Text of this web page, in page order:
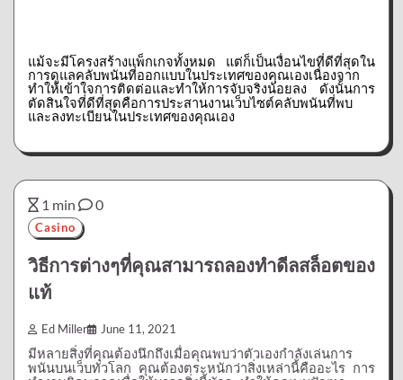
แม้จะมีโครงสร้างแพ็กเกจทั้งหมด
แต่ก็เป็นเงื่อนไขที่ดีที่สุดใน
การดูแลคลับพนันที่ออกแบบในประเทศของคุณเองเนื่องจาก
ทำให้เข้าใจการติดต่อและทำให้การจับจริงน้อยลง
ดังนั้นการ
ตัดสินใจที่ดีที่สุดคือการประสานงานเว็บไซต์คลับพนันที่พบ
และลงทะเบียนในประเทศของคุณเอง
1 min 0
Casino
วิธีการต่างๆที่คุณสามารถลองทำดีลสล็อตของ
แท้
Ed Miller June 11, 2021
มีหลายสิ่งที่คุณต้องนึกถึงเมื่อคุณพบว่าตัวเองกำลังเล่นการ
พนันบนเว็บทั่วโลก
คุณต้องตระหนักว่าสิ่งเหล่านี้คืออะไร การ